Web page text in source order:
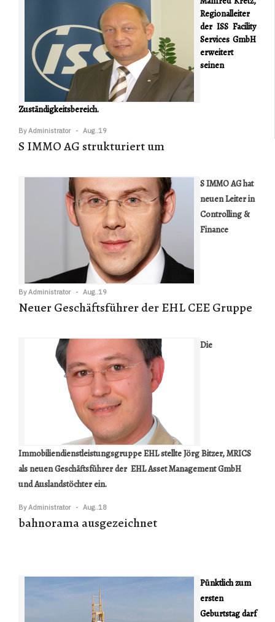
Regionalleiter
der ISS Facility
Services GmbH
erweitert
seinen
Zuständigkeitsbereich.
ByAdministrator Aug..19
S IMMO AG strukturiert um
S IMMO AG hat
neuen Leiter in
Controlling &
Finance
ByAdministrator Aug..19
Neuer Geschäftsführer der EHL CEE Gruppe
Die
Immobiliendienstleistungsgruppe EHL stellte Jörg Bitzer, MRICS
als neuen Geschäftsführer der EHL Asset Management GmbH
und Auslandstöchter ein.
ByAdministrator Aug..18
bahnorama ausgezeichnet
Pünktlich zum
ersten
Geburtstag darf